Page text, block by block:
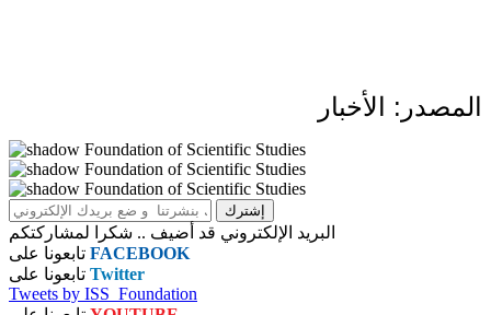
المصدر: الأخبار
البريد الإلكتروني قد أضيف .. شكرا لمشاركتكم
FACEBOOK
Twitter
Tweets by ISS_Foundation